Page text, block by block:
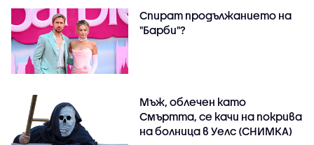
Спират продължанието на
"Барби"?
Мъж, облечен като
Смъртта, се качи на покрива
на болница в Уелс (СНИМКА)